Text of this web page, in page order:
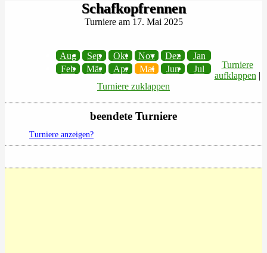
Schafkopfrennen
Turniere am 17. Mai 2025
Aug Sep Okt Nov Dez
Jan
Feb
Mär Apr Mai Jun Jul
Turniere
aufklappen |
Turniere zuklappen
beendete Turniere
Turniere anzeigen?